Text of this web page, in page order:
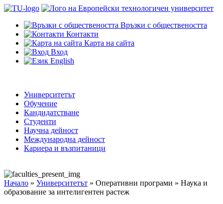
Връзки с обществеността
Контакти
Карта на сайта
Вход
English
Университетът
Обучение
Кандидатстване
Студенти
Научна дейност
Международна дейност
Кариера и възпитаници
Начало » Университетът » Оперативни програми » Наука и
образование за интелигентен растеж